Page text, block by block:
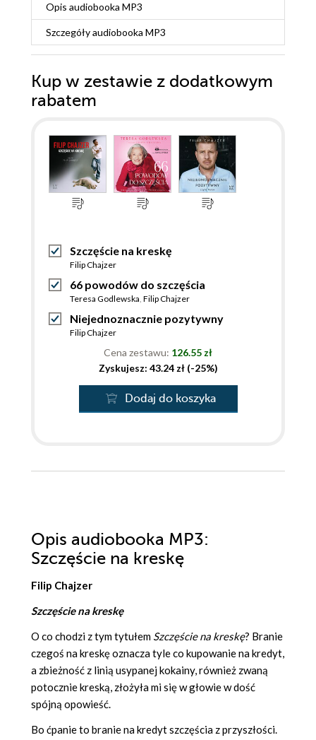
Opis audiobooka MP3
Szczegółyaudiobooka MP3
Kup w zestawie z dodatkowym
rabatem
Szczęście na kreskę
Filip Chajzer
66 powodów do szczęścia
Teresa Godlewska, Filip Chajzer
Niejednoznacznie pozytywny
Filip Chajzer
Cena zestawu: 126.55 zł
Zyskujesz: 43.24 zł (-25%)
Dodaj do koszyka
Opis audiobooka MP3:
Szczęście na kreskę
Filip Chajzer
Szczęście na kreskę
O co chodzi z tym tytułem Szczęście na kreskę? Branie
czegoś na kreskę oznacza tyle co kupowanie na kredyt,
a zbieżność z linią usypanej kokainy, również zwaną
potocznie kreską, złożyła mi się w głowie w dość
spójną opowieść.
Bo ćpanie to branie na kredyt szczęścia z przyszłości.